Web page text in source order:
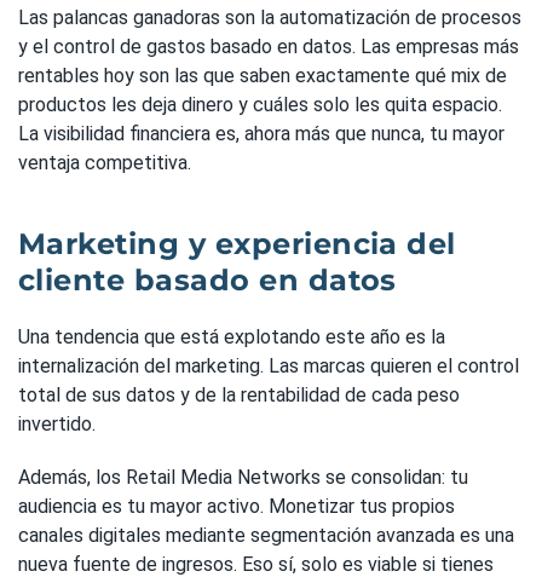
Las palancas ganadoras son la automatización de procesos
y el control de gastos basado en datos. Las empresas más
rentables hoy son las que saben exactamente qué mix de
productos les deja dinero y cuáles solo les quita espacio.
La visibilidad financiera es, ahora más que nunca, tu mayor
ventaja competitiva.
Marketing y experiencia del
cliente basado en datos
Una tendencia que está explotando este año es la
internalización del marketing. Las marcas quieren el control
total de sus datos y de la rentabilidad de cada peso
invertido.
Además, los Retail Media Networks se consolidan: tu
audiencia es tu mayor activo. Monetizar tus propios
canales digitales mediante segmentación avanzada es una
nueva fuente de ingresos. Eso sí, solo es viable si tienes